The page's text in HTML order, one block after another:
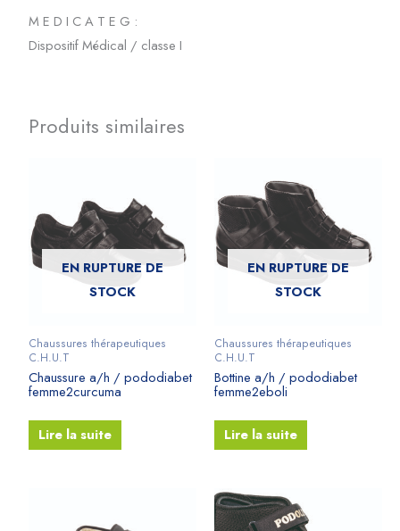
M E D I C A T E G :
Dispositif Médical / classe I
Produits similaires
EN RUPTURE DE
STOCK
Chaussures thérapeutiques
C.H.U.T
Chaussure a/h / pododiabet
femme2curcuma
Lire la suite
EN RUPTURE DE
STOCK
Chaussures thérapeutiques
C.H.U.T
Bottine a/h / pododiabet
femme2eboli
Lire la suite